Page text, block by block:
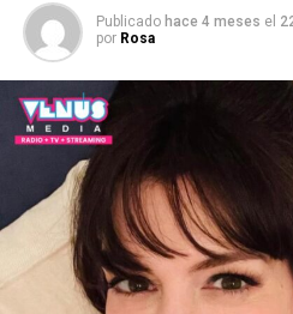
Publicado hace 4 meses el
por Rosa